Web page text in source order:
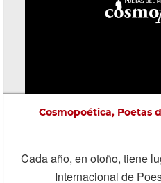
Cosmopoética, Poetas
Cada año, en otoño, tiene
Internacional de